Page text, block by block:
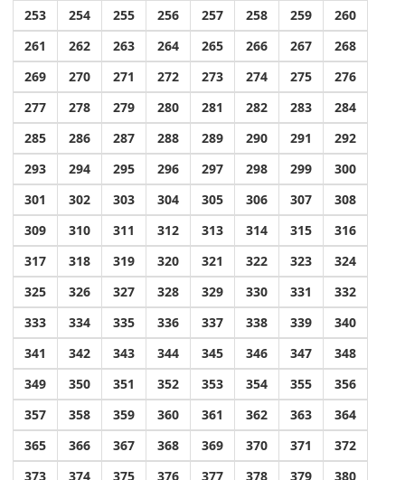
253 254 255 256 257 258 259
260
261
262 263 264 265 266 267
268
269
270 271 272 273 274 275
276
277
278 279 280 281 282 283
284
285
286 287 288 289 290 291
292
293
294 295 296 297 298 299
300
301
302 303 304 305 306 307
308
309
310 311 312 313 314 315
316
317
318 319 320 321 322 323
324
325
326 327 328 329 330 331
332
333
334 335 336 337 338 339
340
341
342 343 344 345 346 347
348
349
350 351 352 353 354 355
356
357
358 359 360 361 362 363
364
365
366 367 368 369 370 371
372
373
374 375 376 377 378 379
380